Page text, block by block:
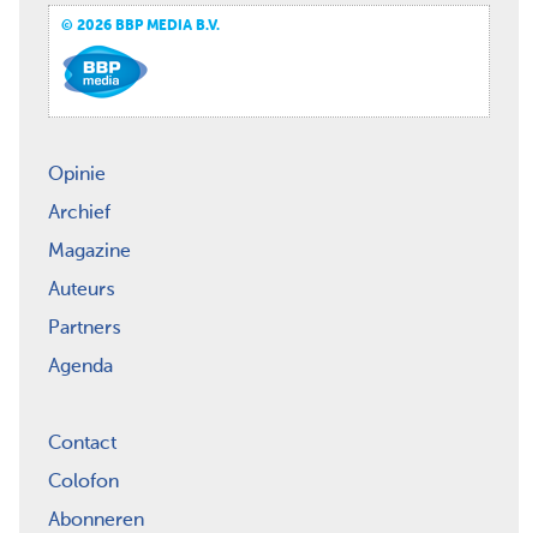
© 2026 BBP MEDIA B.V.
Opinie
Archief
Magazine
Auteurs
Partners
Agenda
Contact
Colofon
Abonneren